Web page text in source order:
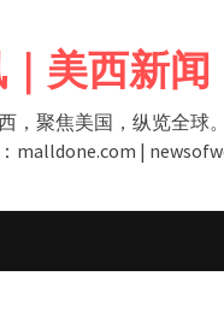
美西新闻
，聚焦美国，纵览全球
malldone.com |